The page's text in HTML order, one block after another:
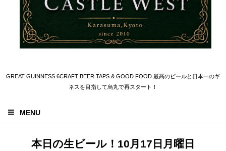
GREAT GUINNESS 6CRAFT BEER TAPS & GOOD FOOD 最高のビールと日本一のギ
ネスを目指して烏丸で再スタート！
MENU
本日の生ビール！10月17日月曜日